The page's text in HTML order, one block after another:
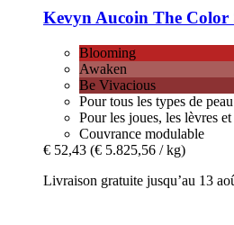
Kevyn Aucoin The Color
Blooming
Awaken
Be Vivacious
Pour tous les types de
Pour les joues, les lèvres
Couvrance modulable
€ 52,43 (€ 5.825,56 / kg)
Livraison gratuite jusqu’au 13